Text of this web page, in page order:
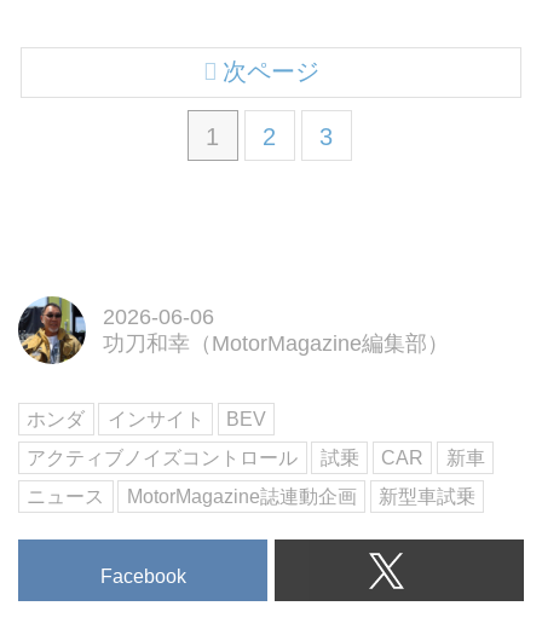
1 2 3
次ページ
2026-06-06
功刀和幸（MotorMagazine編集部）
ホンダ インサイト
BEV
アクティブノイズコントロール
試乗 CAR
新車
ニュース
MotorMagazine誌連動企画 新型車試乗
Facebook